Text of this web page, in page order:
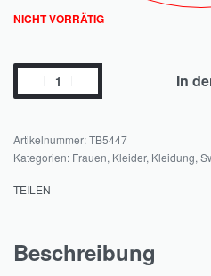
NICHT VORRÄTIG
In
TB5447
Kategorien: Frauen, Kleider, Kleidung,
TEILEN
Beschreibung